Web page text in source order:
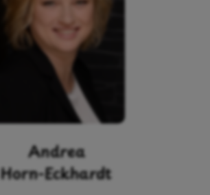
Andrea
Horn-Eckhardt